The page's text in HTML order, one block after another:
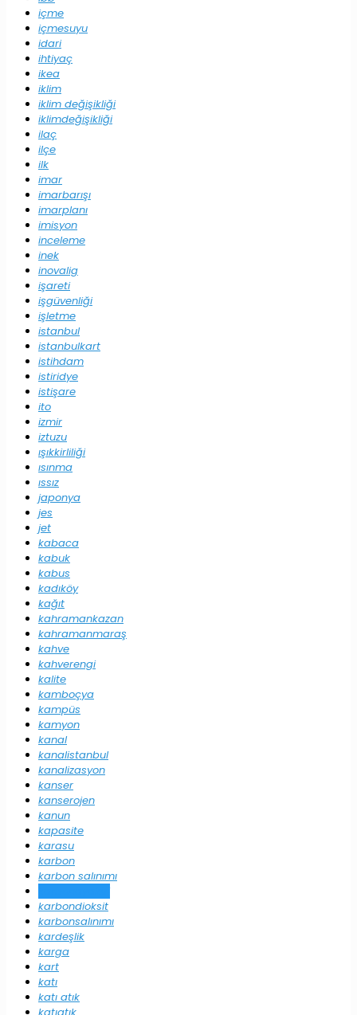
içme
içmesuyu
idari
ihtiyaç
ikea
iklim
iklim değişikliği
iklimdeğişikliği
ilaç
ilçe
ilk
imar
imarbarışı
imarplanı
imisyon
inceleme
inek
inovalig
işareti
işgüvenliği
işletme
istanbul
istanbulkart
istihdam
istiridye
istişare
ito
izmir
iztuzu
ışıkkirliliği
ısınma
ıssız
japonya
jes
jet
kabaca
kabuk
kabus
kadıköy
kağıt
kahramankazan
kahramanmaraş
kahve
kahverengi
kalite
kamboçya
kampüs
kamyon
kanal
kanalistanbul
kanalizasyon
kanser
kanserojen
kanun
kapasite
karasu
karbon
karbon salınımı
karbondioksit
karbonsalınımı
kardeşlik
karga
kart
katı
katı atık